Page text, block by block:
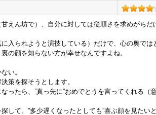
えん坊で）、自分に対しては従順さを求めがちだ
入られようと演技している）だけで、心の奥では
の顔を知らない方が幸せなんですよね。
い。
策を探そうとします。
ったら、”真っ先に”おめでとうを言ってくれる（
して、”多少遅くなったとしても”喜ぶ顔を見たい